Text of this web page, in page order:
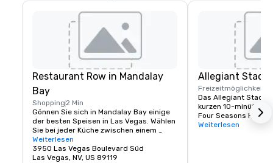
Restaurant Row in Mandalay
Bay
Shopping2 Min
Gönnen Sie sich in Mandalay Bay einige
der besten Speisen in Las Vegas. Wählen
Sie bei jeder Küche zwischen einem
Vegas-Buffet oder bei Reservierungen
für gehobene Küche.
Weiterlesen
3950 Las Vegas Boulevard Süd
Las Vegas, NV, US 89119
Allegiant
Freizeitmöglichkeiten
Das Allegiant
kurzen 10-minütigen
Four Seasons Hotel
und ist ein
Weiterlesen